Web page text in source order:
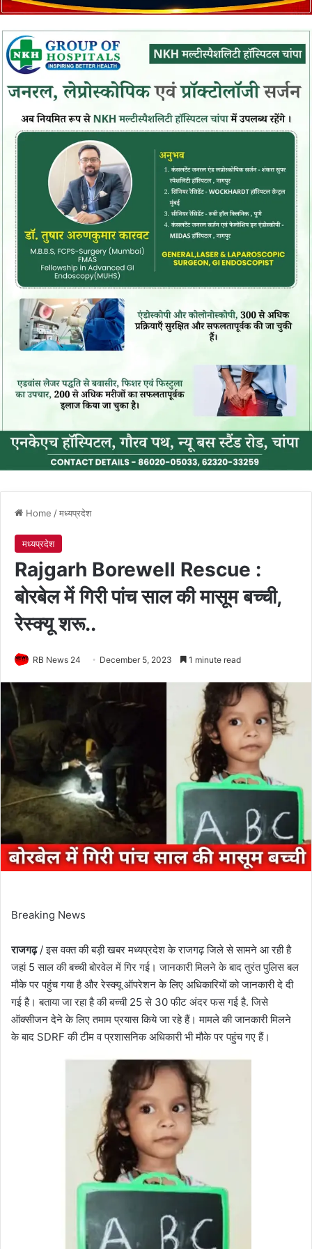
Home /मध्यप्रदेश
मध्यप्रदेश
Rajgarh Borewell Rescue :
बोरबेल में गिरी पांच साल की मासूम बच्ची,
रेस्क्यू शरू..
RB News 24 December 5, 2023 1 minute read
Breaking News
राजगढ़/ इस वक्त की बड़ी खबर मध्यप्रदेश के राजगढ़ जिले से सामने आ रही है
जहां 5 साल की बच्ची बोरवेल में गिर गई। जानकारी मिलने के बाद तुरंत पुलिस बल
मौके पर पहुंच गया है और रेस्क्यू ऑपरेशन के लिए अधिकारियों को जानकारी दे दी
गई है। बताया जा रहा है की बच्ची 25 से 30 फीट अंदर फस गई है. जिसे
ऑक्सीजन देने के लिए तमाम प्रयास किये जा रहे हैं। मामले की जानकारी मिलने
के बाद SDRF की टीम व प्रशासनिक अधिकारी भी मौके पर पहुंच गए हैं।